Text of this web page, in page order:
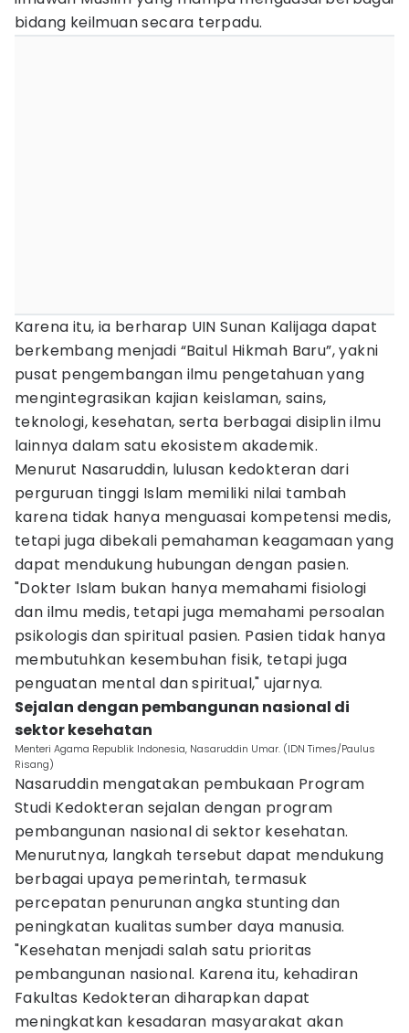
bidang keilmuan secara terpadu.
Karena itu, ia berharap UIN Sunan Kalijaga dapat
berkembang menjadi “Baitul Hikmah Baru”, yakni
pusat pengembangan ilmu pengetahuan yang
mengintegrasikan kajian keislaman, sains,
teknologi, kesehatan, serta berbagai disiplin ilmu
lainnya dalam satu ekosistem akademik.
Menurut Nasaruddin, lulusan kedokteran dari
perguruan tinggi Islam memiliki nilai tambah
karena tidak hanya menguasai kompetensi medis,
tetapi juga dibekali pemahaman keagamaan yang
dapat mendukung hubungan dengan pasien.
"Dokter Islam bukan hanya memahami fisiologi
dan ilmu medis, tetapi juga memahami persoalan
psikologis dan spiritual pasien. Pasien tidak hanya
membutuhkan kesembuhan fisik, tetapi juga
penguatan mental dan spiritual," ujarnya.
Sejalan dengan pembangunan nasional di
sektor kesehatan
Menteri Agama Republik Indonesia, Nasaruddin Umar. (IDN Times/Paulus
Risang)
Nasaruddin mengatakan pembukaan Program
Studi Kedokteran sejalan dengan program
pembangunan nasional di sektor kesehatan.
Menurutnya, langkah tersebut dapat mendukung
berbagai upaya pemerintah, termasuk
percepatan penurunan angka stunting dan
peningkatan kualitas sumber daya manusia.
"Kesehatan menjadi salah satu prioritas
pembangunan nasional. Karena itu, kehadiran
Fakultas Kedokteran diharapkan dapat
meningkatkan kesadaran masyarakat akan